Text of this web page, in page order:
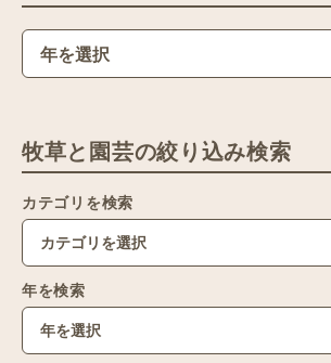
牧草と園芸の絞り込み検索
カテゴリを検索
年を検索